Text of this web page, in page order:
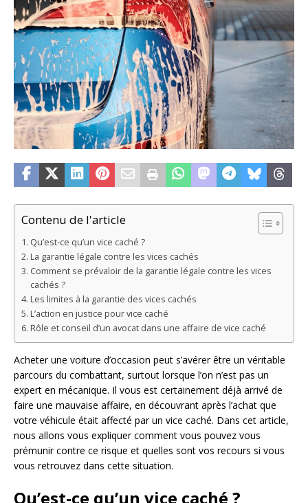
Contenu de l'article
Qu’est-ce qu’un vice caché ?
La garantie légale contre les vices cachés
Comment se prévaloir de la garantie légale contre les vices
cachés ?
Les limites à la garantie des vices cachés
L’action en justice pour vice caché
Rôle et conseil d’un avocat dans une affaire de vice caché
Acheter une voiture d’occasion peut s’avérer être un véritable
parcours du combattant, surtout lorsque l’on n’est pas un
expert en mécanique. Il vous est certainement déjà arrivé de
faire une mauvaise affaire, en découvrant après l’achat que
votre véhicule était affecté par un vice caché. Dans cet article,
nous allons vous expliquer comment vous pouvez vous
prémunir contre ce risque et quelles sont vos recours si vous
vous retrouvez dans cette situation.
Qu’est-ce qu’un vice caché ?